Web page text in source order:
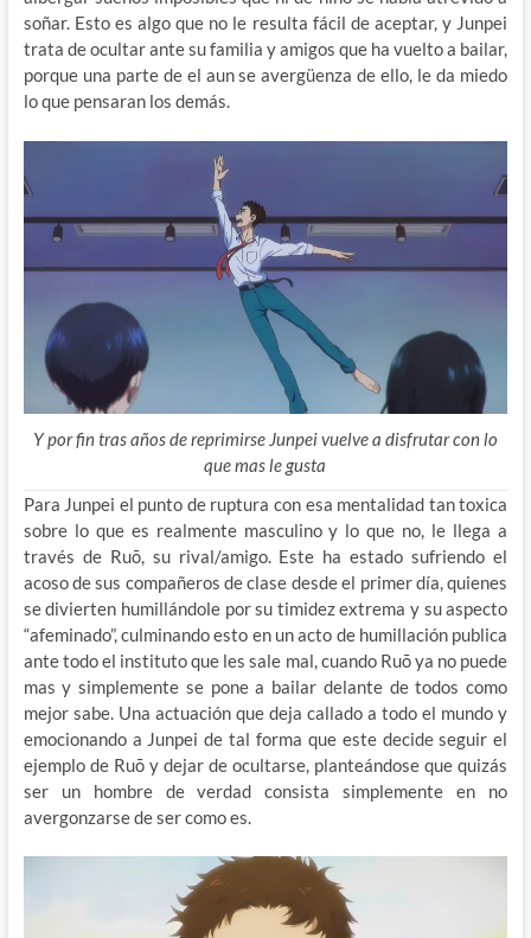
soñar. Esto es algo que no le resulta fácil de aceptar, y Junpei
trata de ocultar ante su familia y amigos que ha vuelto a bailar,
porque una parte de el aun se avergüenza de ello, le da miedo
lo que pensaran los demás.
Y por fin tras años de reprimirse Junpei vuelve a disfrutar con lo
que mas le gusta
Para Junpei el punto de ruptura con esa mentalidad tan toxica
sobre lo que es realmente masculino y lo que no, le llega a
través de Ruō, su rival/amigo. Este ha estado sufriendo el
acoso de sus compañeros de clase desde el primer día, quienes
se divierten humillándole por su timidez extrema y su aspecto
“afeminado”, culminando esto en un acto de humillación publica
ante todo el instituto que les sale mal, cuando Ruō ya no puede
mas y simplemente se pone a bailar delante de todos como
mejor sabe. Una actuación que deja callado a todo el mundo y
emocionando a Junpei de tal forma que este decide seguir el
ejemplo de Ruō y dejar de ocultarse, planteándose que quizás
ser un hombre de verdad consista simplemente en no
avergonzarse de ser como es.